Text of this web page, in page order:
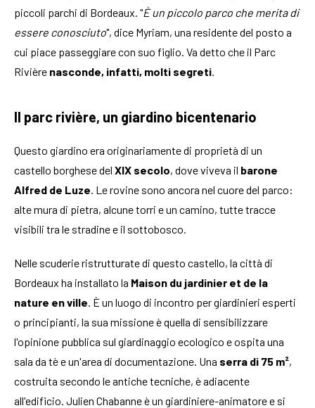
piccoli parchi di Bordeaux. "È un piccolo parco che merita di
essere conosciuto", dice Myriam, una residente del posto a
cui piace passeggiare con suo figlio. Va detto che il Parc
Rivière nasconde, infatti, molti segreti
Il parc rivière, un giardino bicentenario
Questo giardino era originariamente di proprietà di un
castello borghese del XIX secolo, dove viveva il barone
Alfred de Luze . Le rovine sono ancora nel cuore del parco:
alte mura di pietra, alcune torri e un camino, tutte tracce
visibili tra le stradine e il sottobosco.
Nelle scuderie ristrutturate di questo castello, la città di
Bordeaux ha installato la Maison du jardinier et de la
nature en ville . È un luogo di incontro per giardinieri esperti
o principianti, la sua missione è quella di sensibilizzare
l'opinione pubblica sul giardinaggio ecologico e ospita una
sala da tè e un'area di documentazione. Una serra di 75 m²,
costruita secondo le antiche tecniche, è adiacente
all'edificio. Julien Chabanne è un giardiniere-animatore e si